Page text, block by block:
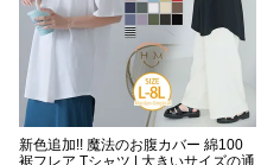
新色追加!! 魔法のお腹カバー 綿100